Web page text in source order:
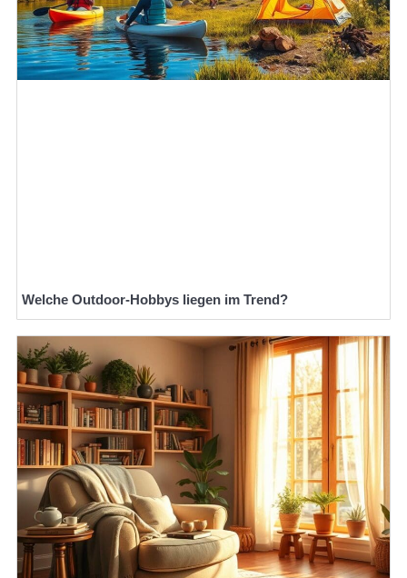
Welche Outdoor-Hobbys liegen im Trend?